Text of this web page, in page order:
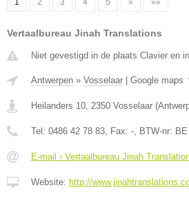
1 2 3 4 5 » »»
Vertaalbureau Jinah Translations
Niet gevestigd in de plaats Clavier en
Antwerpen » Vosselaar Google maps
Heilanders 10, 2350 Vosselaar (
Tel: 0486 42 78 83, Fax: -, BTW-nr:
E-mail › Vertaalbureau Jinah
Website: http://